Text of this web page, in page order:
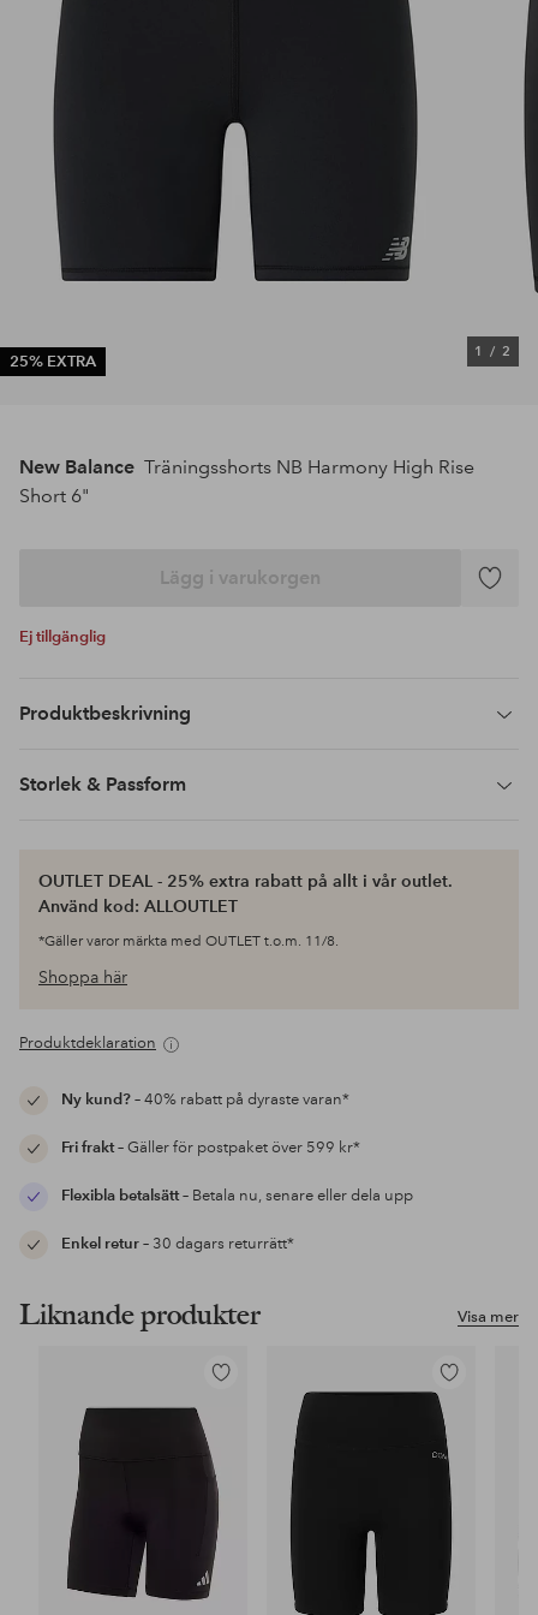
25% EXTRA
1 / 2
New Balance Träningsshorts NB Harmony High Rise
Short 6"
Lägg i varukorgen
Lägg
Ej tillgänglig
Produktbeskrivning
Storlek & Passform
OUTLET DEAL - 25% extra rabatt på allt i vår outlet.
Använd kod: ALLOUTLET
*Gäller varor märkta med OUTLET t.o.m. 11/8.
Shoppa här
Produktdeklaration
Ny kund?– 40% rabatt på dyraste varan*
Fri frakt– Gäller för postpaket över 599 kr*
Flexibla betalsätt– Betala nu, senare eller dela upp
Enkel retur– 30 dagars returrätt*
Visa mer
Liknande produkter
Lägg
i
favoriter
Lägg
till
favoriter